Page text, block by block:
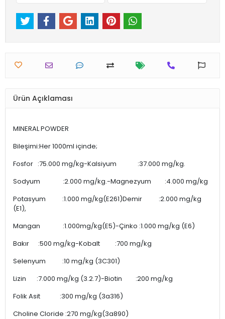
Ürün Açıklaması
MINERAL POWDER
Bileşimi:Her 1000ml içinde;
Fosfor :75.000 mg/kg-Kalsiyum :37.000 mg/kg.
Sodyum :2.000 mg/kg.-Magnezyum :4.000 mg/kg
Potasyum :1.000 mg/kg(E261)Demir :2.000 mg/kg
(E1),
Mangan :1.000mg/kg(E5)-Çinko :1.000 mg/kg (E6)
Bakır :500 mg/kg-Kobalt :700 mg/kg
Selenyum :10 mg/kg (3C301)
Lizin :7.000 mg/kg (3.2.7)-Biotin :200 mg/kg
Folik Asit :300 mg/kg (3a316)
Choline Cloride :270 mg/kg(3a890)